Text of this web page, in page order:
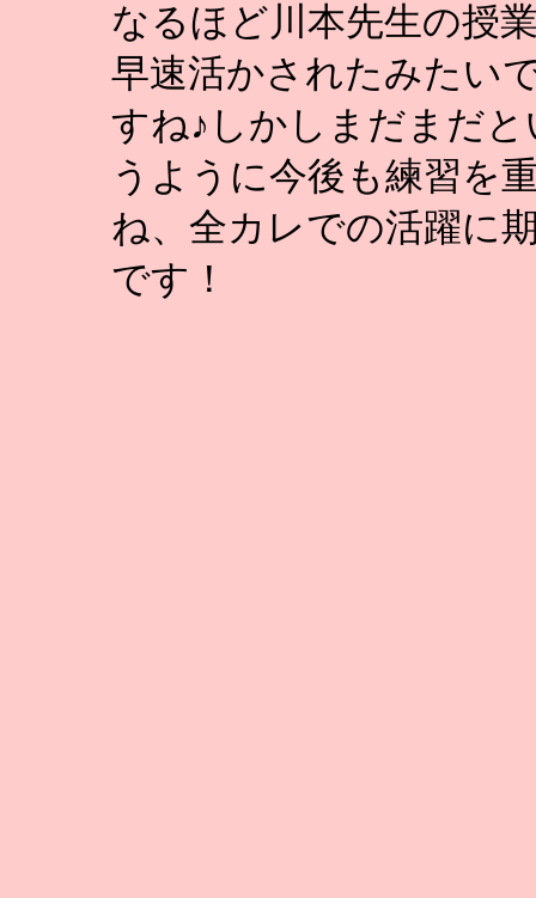
なるほど川本先生の授
早速活かされたみたい
すね♪しかしまだまだと
うように今後も練習を
ね、全カレでの活躍に
です！